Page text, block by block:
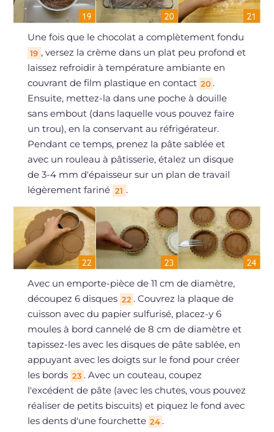
Une fois que le chocolat a complètement fondu
19 , versez la crème dans un plat peu profond et
laissez refroidir à température ambiante en
couvrant de film plastique en contact 20 .
Ensuite, mettez-la dans une poche à douille
sans embout (dans laquelle vous pouvez faire
un trou), en la conservant au réfrigérateur.
Pendant ce temps, prenez la pâte sablée et
avec un rouleau à pâtisserie, étalez un disque
de 3-4 mm d'épaisseur sur un plan de travail
légèrement fariné 21 .
Avec un emporte-pièce de 11 cm de diamètre,
découpez 6 disques 22 . Couvrez la plaque de
cuisson avec du papier sulfurisé, placez-y 6
moules à bord cannelé de 8 cm de diamètre et
tapissez-les avec les disques de pâte sablée, en
appuyant avec les doigts sur le fond pour créer
les bords 23 . Avec un couteau, coupez
l'excédent de pâte (avec les chutes, vous pouvez
réaliser de petits biscuits) et piquez le fond avec
les dents d'une fourchette 24 .